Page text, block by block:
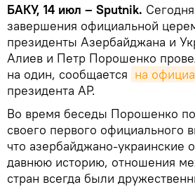
БАКУ, 14 июл – Sputnik.
завершения официальной
президенты Азербайджана и
Алиев и Петр Порошенко
на один, сообщается на
президента АР.
Во время беседы Порошенко
своего первого официального
что азербайджано-украинские
давнюю историю, отношения
стран всегда были